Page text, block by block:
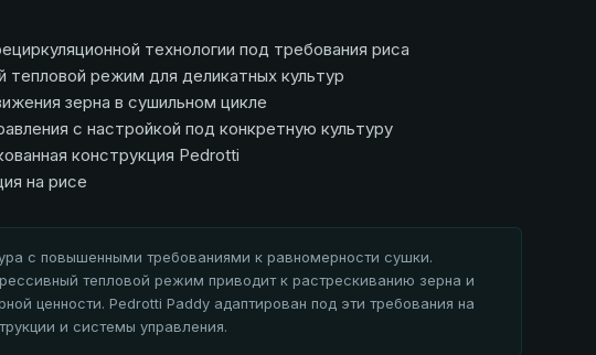
технологии под требования риса
тепловой режим для деликатных культур
зерна в сушильном цикле
с настройкой под конкретную культуру
конструкция Pedrotti
на рисе
с повышенными требованиями к равномерности сушки.
тепловой режим приводит к растрескиванию зерна и
ценности. Pedrotti Paddy адаптирован под эти требования на
и системы управления.